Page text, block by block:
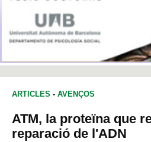
ARTICLES - AVENÇOS
ATM, la proteïna que
reparació de l'ADN